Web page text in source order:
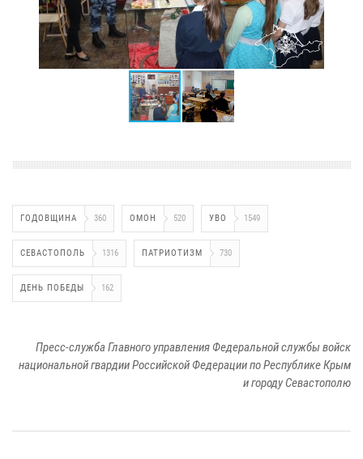
ГОДОВЩИНА 360 ОМОН 520 УВО 1549
СЕВАСТОПОЛЬ 1316 ПАТРИОТИЗМ 730
ДЕНЬ ПОБЕДЫ 162
Пресс-служба Главного управления Федеральной службы войск
национальной гвардии Российской Федерации по Республике Крым
и городу Севастополю